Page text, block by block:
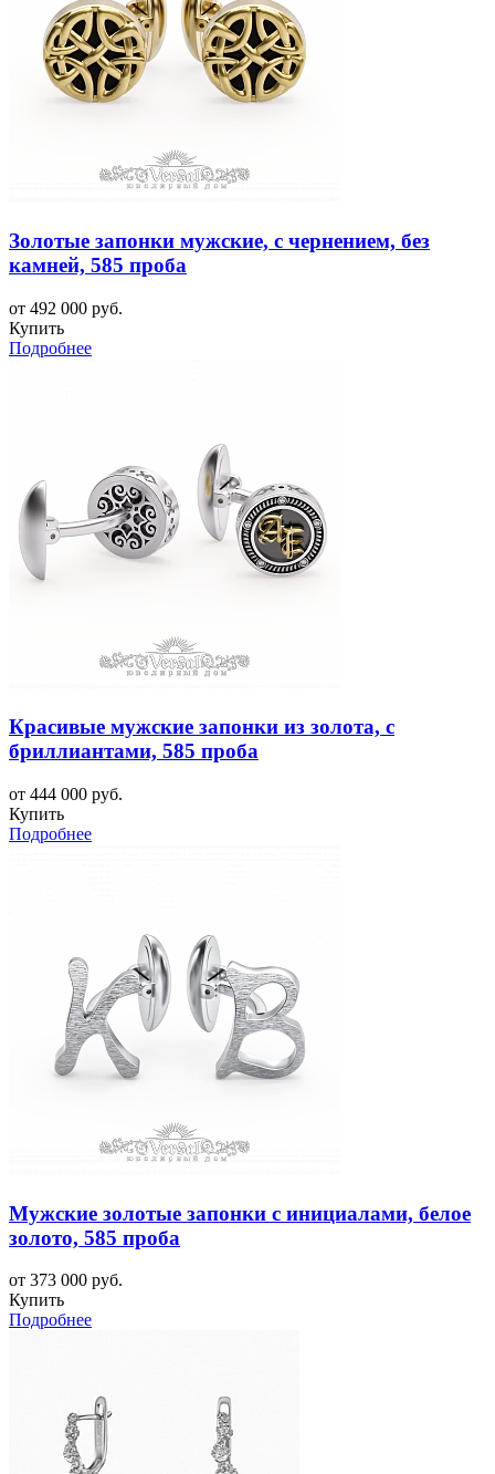
Золотые запонки мужские, с чернением, без
камней, 585 проба
от 492 000 руб.
Купить
Подробнее
Красивые мужские запонки из золота, с
бриллиантами, 585 проба
от 444 000 руб.
Купить
Подробнее
Мужские золотые запонки с инициалами, белое
золото, 585 проба
от 373 000 руб.
Купить
Подробнее